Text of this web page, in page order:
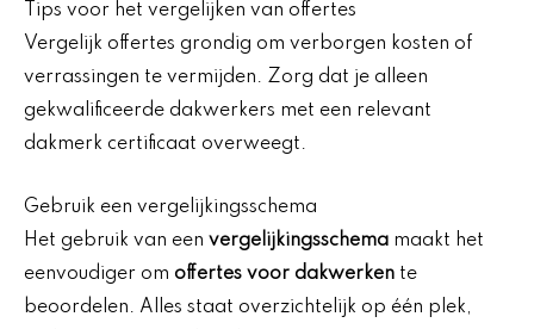
Tips voor het vergelijken van offertes
Vergelijk offertes grondig om verborgen kosten of
verrassingen te vermijden. Zorg dat je alleen
gekwalificeerde dakwerkers met een relevant
dakmerk certificaat overweegt.
Gebruik een vergelijkingsschema
Het gebruik van een vergelijkingsschema maakt het
eenvoudiger om offertes voor dakwerken te
beoordelen. Alles staat overzichtelijk op één plek,